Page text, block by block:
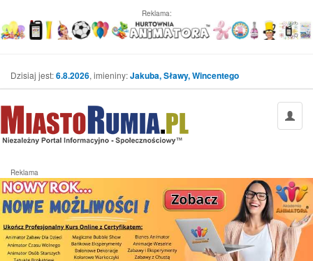
Reklama:
Dzisiaj jest:6.8.2026, imieniny:Jakuba, Sławy, Wincentego
Reklama